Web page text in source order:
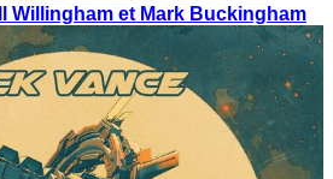
Willingham et Mark Buckingham